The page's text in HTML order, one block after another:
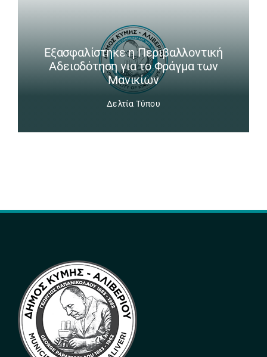
Εξασφαλίστηκε η Περιβαλλοντική
Αδειοδότηση για το Φράγμα των
Μανικίων
Δελτία Τύπου